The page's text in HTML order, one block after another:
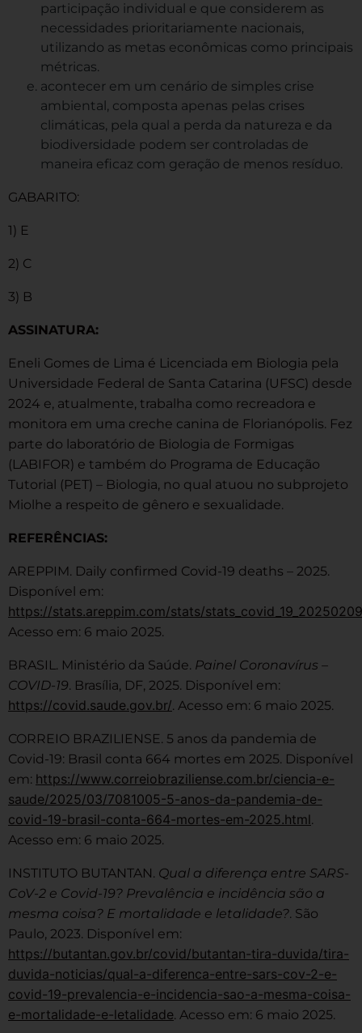
participação individual e que considerem as
necessidades prioritariamente nacionais,
utilizando as metas econômicas como principais
métricas.
acontecer em um cenário de simples crise
ambiental, composta apenas pelas crises
climáticas, pela qual a perda da natureza e da
biodiversidade podem ser controladas de
maneira eficaz com geração de menos resíduo.
GABARITO:
1) E
2) C
3) B
ASSINATURA:
Eneli Gomes de Lima é Licenciada em Biologia pela
Universidade Federal de Santa Catarina (UFSC) desde
2024 e, atualmente, trabalha como recreadora e
monitora em uma creche canina de Florianópolis. Fez
parte do laboratório de Biologia de Formigas
(LABIFOR) e também do Programa de Educação
Tutorial (PET) – Biologia, no qual atuou no subprojeto
Miolhe a respeito de gênero e sexualidade.
REFERÊNCIAS:
AREPPIM. Daily confirmed Covid-19 deaths – 2025.
Disponível em:
https://stats.areppim.com/stats/
Acesso em: 6 maio 2025.
BRASIL. Ministério da Saúde. Painel Coronavírus –
COVID-19. Brasília, DF, 2025. Disponível em:
https://covid.saude.gov.br/. Acesso em: 6 maio 2025.
CORREIO BRAZILIENSE. 5 anos da pandemia de
Covid-19: Brasil conta 664 mortes em 2025. Disponível
em: https://www.correiobraziliense.com.br/ciencia-e-
saude/2025/03/7081005-5-anos-da-pandemia-de-
covid-19-brasil-conta-664-mortes-em-2025.html.
Acesso em: 6 maio 2025.
INSTITUTO BUTANTAN. Qual a diferença entre SARS-
CoV-2 e Covid-19? Prevalência e incidência são a
mesma coisa? E mortalidade e letalidade?. São
Paulo, 2023. Disponível em:
https://butantan.gov.br/covid/butantan-tira-duvida/tira-
duvida-noticias/qual-a-diferenca-entre-sars-cov-2-e-
covid-19-prevalencia-e-incidencia-sao-a-mesma-coisa-
e-mortalidade-e-letalidade. Acesso em: 6 maio 2025.